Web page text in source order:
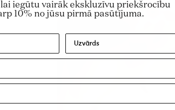
iegūtu vairāk ekskluzīvu priekšrocību
10% no jūsu pirmā pasūtījuma.